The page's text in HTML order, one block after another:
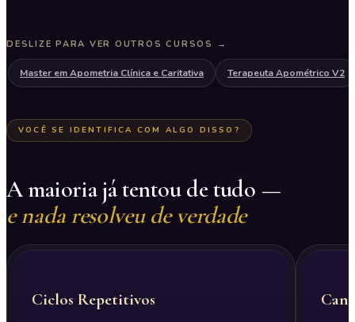
DESLIZE PARA VER OUTROS CURSOS →
Master em Apometria Clínica e Caritativa Terapeuta Apométrico V2
VOCÊ SE IDENTIFICA COM ALGO DISSO?
A maioria já tentou de tudo —
e nada resolveu de verdade
Ciclos Repetitivos